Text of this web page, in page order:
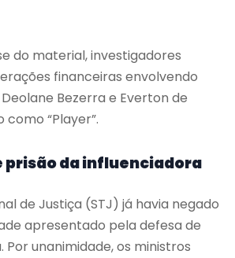
do material, investigadores
financeiras envolvendo
Bezerra e Everton de
como “Player”.
prisão da influenciadora
de Justiça (STJ) já havia negado
apresentado pela defesa de
Por unanimidade, os ministros